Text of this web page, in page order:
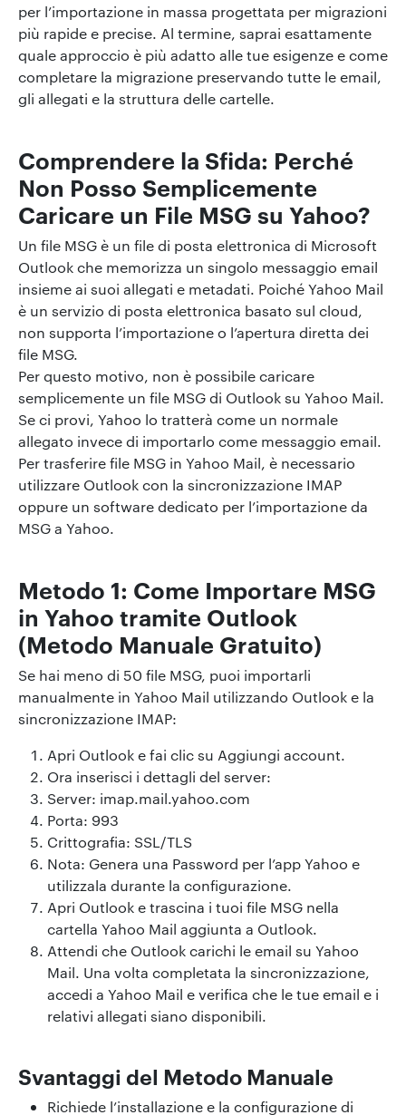
per l’importazione in massa progettata per migrazioni
più rapide e precise. Al termine, saprai esattamente
quale approccio è più adatto alle tue esigenze e come
completare la migrazione preservando tutte le email,
gli allegati e la struttura delle cartelle.
Comprendere la Sfida: Perché
Non Posso Semplicemente
Caricare un File MSG su Yahoo?
Un file MSG è un file di posta elettronica di Microsoft
Outlook che memorizza un singolo messaggio email
insieme ai suoi allegati e metadati. Poiché Yahoo Mail
è un servizio di posta elettronica basato sul cloud,
non supporta l’importazione o l’apertura diretta dei
file MSG.
Per questo motivo, non è possibile caricare
semplicemente un file MSG di Outlook su Yahoo Mail.
Se ci provi, Yahoo lo tratterà come un normale
allegato invece di importarlo come messaggio email.
Per trasferire file MSG in Yahoo Mail, è necessario
utilizzare Outlook con la sincronizzazione IMAP
oppure un software dedicato per l’importazione da
MSG a Yahoo.
Metodo 1: Come Importare MSG
in Yahoo tramite Outlook
(Metodo Manuale Gratuito)
Se hai meno di 50 file MSG, puoi importarli
manualmente in Yahoo Mail utilizzando Outlook e la
sincronizzazione IMAP:
Apri Outlook e fai clic su Aggiungi account.
Ora inserisci i dettagli del server:
Server: imap.mail.yahoo.com
Porta: 993
Crittografia: SSL/TLS
Nota: Genera una Password per l’app Yahoo e
utilizzala durante la configurazione.
Apri Outlook e trascina i tuoi file MSG nella
cartella Yahoo Mail aggiunta a Outlook.
Attendi che Outlook carichi le email su Yahoo
Mail. Una volta completata la sincronizzazione,
accedi a Yahoo Mail e verifica che le tue email e i
relativi allegati siano disponibili.
Svantaggi del Metodo Manuale
Richiede l’installazione e la configurazione di